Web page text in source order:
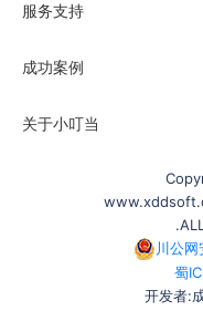
服务支持
成功案例
关于小叮当
川公
蜀
开发者: